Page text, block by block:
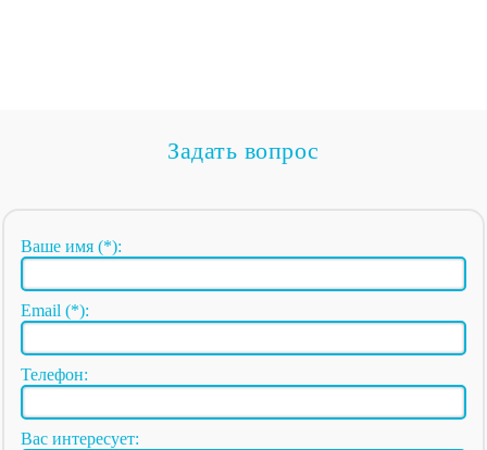
Задать вопрос
Ваше имя (*):
Email (*):
Телефон:
Вас интересует: